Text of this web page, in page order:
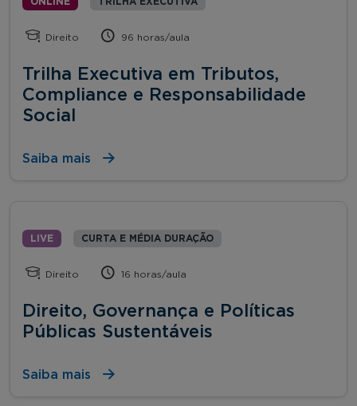
Direito 96 horas/aula
Trilha Executiva em Tributos,
Compliance e Responsabilidade
Social
Saiba mais
LIVE CURTA E MÉDIA DURAÇÃO
Direito 16 horas/aula
Direito, Governança e Políticas
Públicas Sustentáveis
Saiba mais